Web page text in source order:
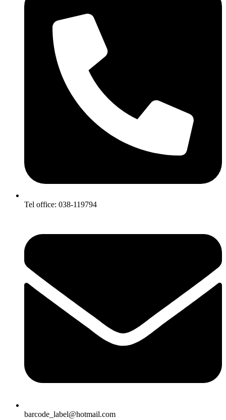
Tel office: 038-119794
barcode_label@hotmail.com